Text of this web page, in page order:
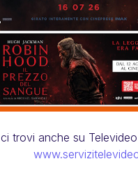
ci trovi anche su